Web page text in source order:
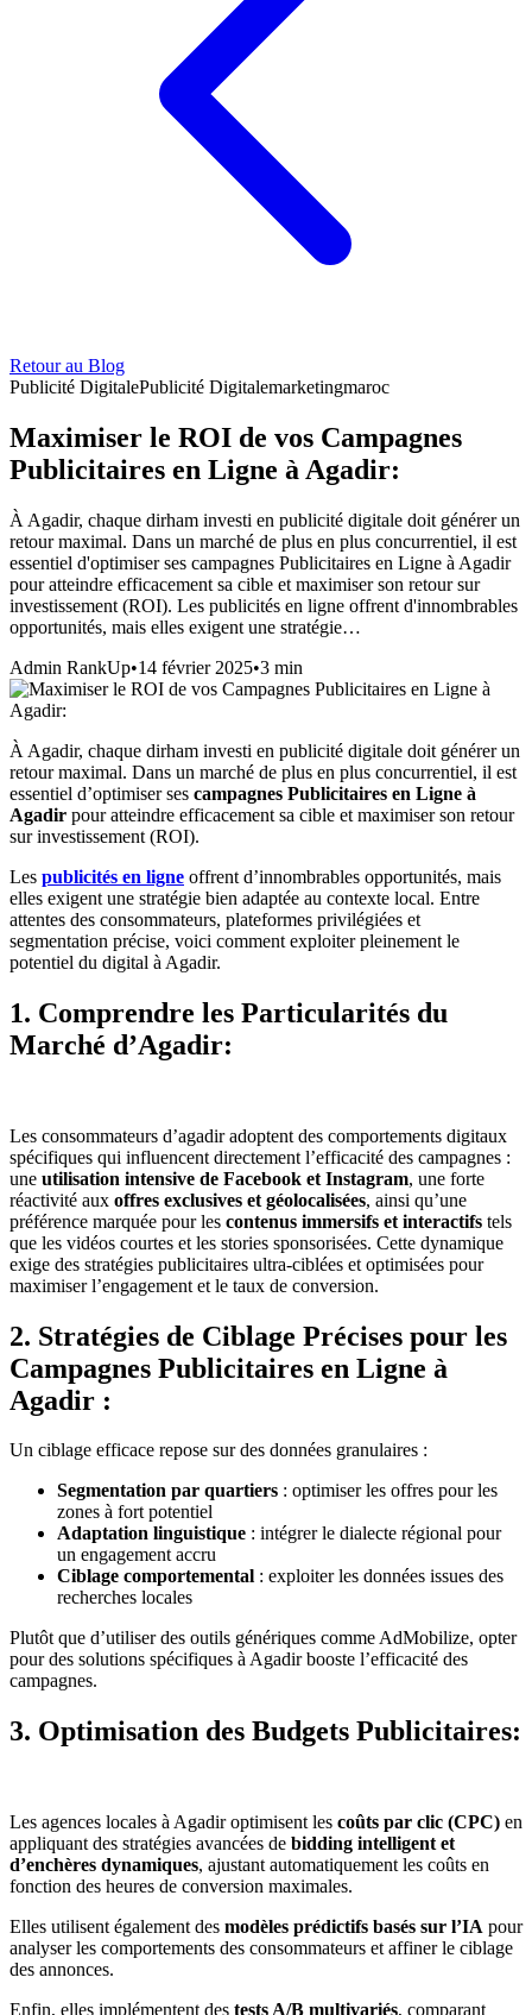
Retour au Blog
Publicité DigitalePublicité Digitalemarketingmaroc
Maximiser le ROI de vos Campagnes
Publicitaires en Ligne à Agadir:
À Agadir, chaque dirham investi en publicité digitale doit générer un
retour maximal. Dans un marché de plus en plus concurrentiel, il est
essentiel d'optimiser ses campagnes Publicitaires en Ligne à Agadir
pour atteindre efficacement sa cible et maximiser son retour sur
investissement (ROI). Les publicités en ligne offrent d'innombrables
opportunités, mais elles exigent une stratégie…
Admin RankUp•14 février 2025•3 min
À Agadir, chaque dirham investi en publicité digitale doit générer un
retour maximal. Dans un marché de plus en plus concurrentiel, il est
essentiel d’optimiser ses campagnes Publicitaires en Ligne à
Agadir pour atteindre efficacement sa cible et maximiser son retour
sur investissement (ROI).
Les publicités en ligne offrent d’innombrables opportunités, mais
elles exigent une stratégie bien adaptée au contexte local. Entre
attentes des consommateurs, plateformes privilégiées et
segmentation précise, voici comment exploiter pleinement le
potentiel du digital à Agadir.
1. Comprendre les Particularités du
Marché d’Agadir:
Les consommateurs d’agadir adoptent des comportements digitaux
spécifiques qui influencent directement l’efficacité des campagnes :
une utilisation intensive de Facebook et Instagram, une forte
réactivité aux offres exclusives et géolocalisées, ainsi qu’une
préférence marquée pour les contenus immersifs et interactifs tels
que les vidéos courtes et les stories sponsorisées. Cette dynamique
exige des stratégies publicitaires ultra-ciblées et optimisées pour
maximiser l’engagement et le taux de conversion.
2. Stratégies de Ciblage Précises pour les
Campagnes Publicitaires en Ligne à
Agadir :
Un ciblage efficace repose sur des données granulaires :
Segmentation par quartiers : optimiser les offres pour les
zones à fort potentiel
Adaptation linguistique : intégrer le dialecte régional pour
un engagement accru
Ciblage comportemental : exploiter les données issues des
recherches locales
Plutôt que d’utiliser des outils génériques comme AdMobilize, opter
pour des solutions spécifiques à Agadir booste l’efficacité des
campagnes.
3. Optimisation des Budgets Publicitaires:
Les agences locales à Agadir optimisent les coûts par clic (CPC) en
appliquant des stratégies avancées de bidding intelligent et
d’enchères dynamiques, ajustant automatiquement les coûts en
fonction des heures de conversion maximales.
Elles utilisent également des modèles prédictifs basés sur l’IA pour
analyser les comportements des consommateurs et affiner le ciblage
des annonces.
Enfin, elles implémentent des tests A/B multivariés, comparant